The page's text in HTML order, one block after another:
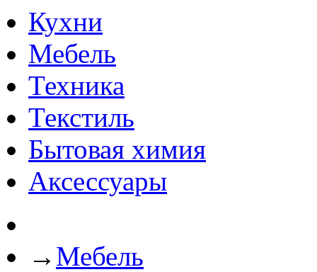
Кухни
Мебель
Техника
Текстиль
Бытовая химия
Аксессуары
→ Мебель